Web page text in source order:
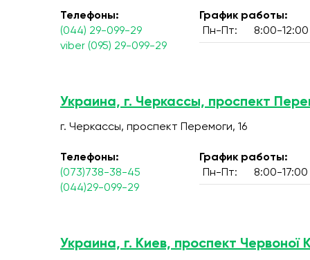
Телефоны:
(044) 29-099-29
viber (095) 29-099-29
График работы:
Пн-Пт:
8:00-12:00
Украина, г. Черкассы, проспект
г. Черкассы, проспект Перемоги, 16
Телефоны:
(073)738-38-45
(044)29-099-29
График работы:
Пн-Пт:
8:00-17:00
Украина, г. Киев, проспект Червоної